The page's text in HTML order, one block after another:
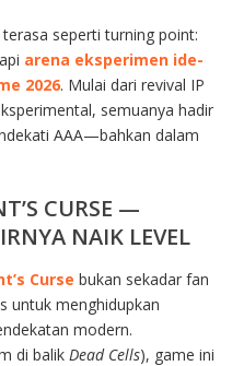
seperti turning point:
arena eksperimen ide-
2026. Mulai dari revival IP
semuanya hadir
AAA—bahkan dalam
CURSE —
NAIK LEVEL
Curse bukan sekadar fan
untuk menghidupkan
modern.
di balik Dead Cells), game ini